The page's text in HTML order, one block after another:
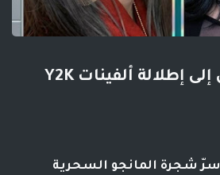
تحول بيلي أيليش إلى إطلالة ألفينات Y2K
سرّ شجرة المانجو السحرية